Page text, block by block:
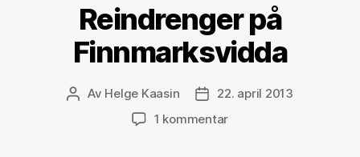
Reindrenger på
Finnmarksvidda
Innleggsforfatter
Av Helge Kaasin Publiseringsdato
22. april 2013
1 kommentartil